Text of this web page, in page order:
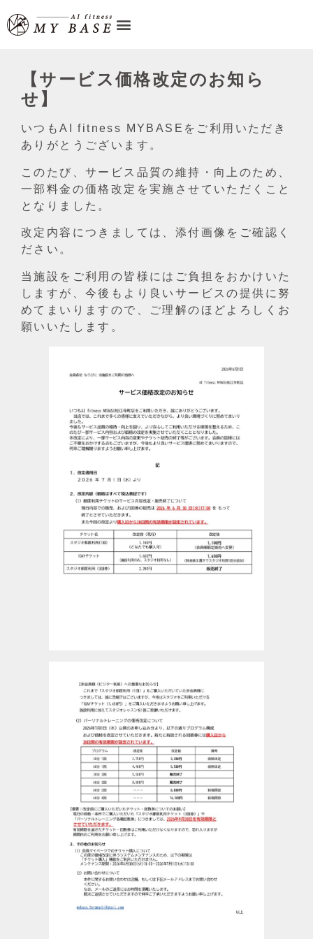
【サービス価格改定のお知ら
せ】
いつもAI fitness MYBASEをご利用いただき
ありがとうございます。
このたび、サービス品質の維持・向上のため、
一部料金の価格改定を実施させていただくこと
となりました。
改定内容につきましては、添付画像をご確認く
ださい。
当施設をご利用の皆様にはご負担をおかけいた
しますが、今後もより良いサービスの提供に努
めてまいりますので、ご理解のほどよろしくお
願いいたします。